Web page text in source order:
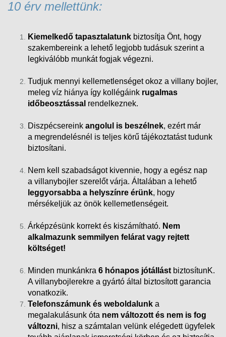
10 érv mellettünk:
Kiemelkedő tapasztalatunk biztosítja Önt, hogy
szakembereink a lehető legjobb tudásuk szerint a
legkiválóbb munkát fogjak végezni.
Tudjuk mennyi kellemetlenséget okoz a villany bojler,
meleg víz hiánya így kollégáink rugalmas
időbeosztással rendelkeznek.
Diszpécsereink angolul is beszélnek, ezért már
a megrendelésnél is teljes körű tájékoztatást tudunk
biztosítani.
Nem kell szabadságot kivennie, hogy a egész nap
a villanybojler szerelőt várja. Általában a lehető
leggyorsabba a helyszínre érünk, hogy
mérsékeljük az önök kellemetlenségeit.
Árképzésünk korrekt és kiszámítható. Nem
alkalmazunk semmilyen felárat vagy rejtett
költséget!
Minden munkánkra 6 hónapos jótállást biztosítunK.
A villanybojlerekre a gyártó által biztosított garancia
vonatkozik.
Telefonszámunk és weboldalunk a
megalakulásunk óta nem változott és nem is fog
változni, hisz a számtalan velünk elégedett ügyfelek